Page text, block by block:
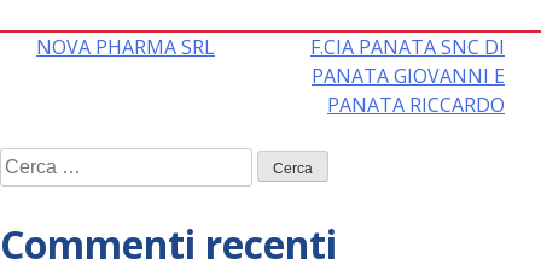
Navigazione
NOVA PHARMA SRL
F.CIA PANATA SNC DI
PANATA GIOVANNI E
PANATA RICCARDO
Ricerca
per:
Commenti recenti